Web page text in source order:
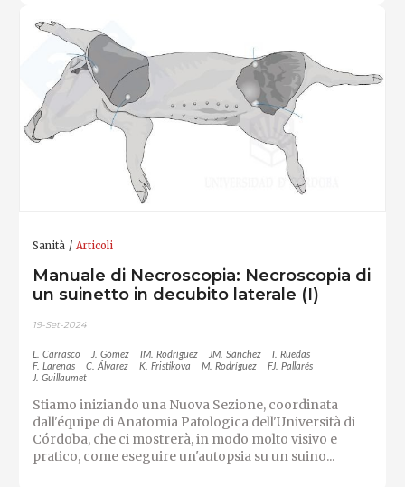
Sanità Articoli
Manuale di Necroscopia: Necroscopia di
un suinetto in decubito laterale (I)
19-Set-2024
L. Carrasco J. Gómez IM. Rodríguez JM. Sánchez
I. Ruedas
F. Larenas
C. Álvarez K. Fristikova M. Rodríguez
FJ. Pallarés
J. Guillaumet
Stiamo iniziando una Nuova Sezione, coordinata
dall'équipe di Anatomia Patologica dell'Università di
Córdoba, che ci mostrerà, in modo molto visivo e
pratico, come eseguire un'autopsia su un suino...